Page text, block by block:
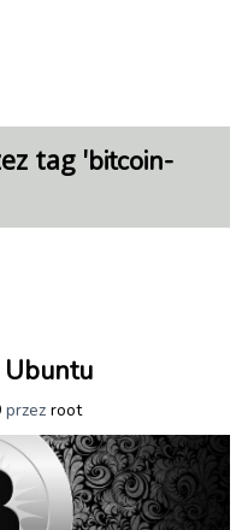
tag 'bitcoin-
Ubuntu
przez root